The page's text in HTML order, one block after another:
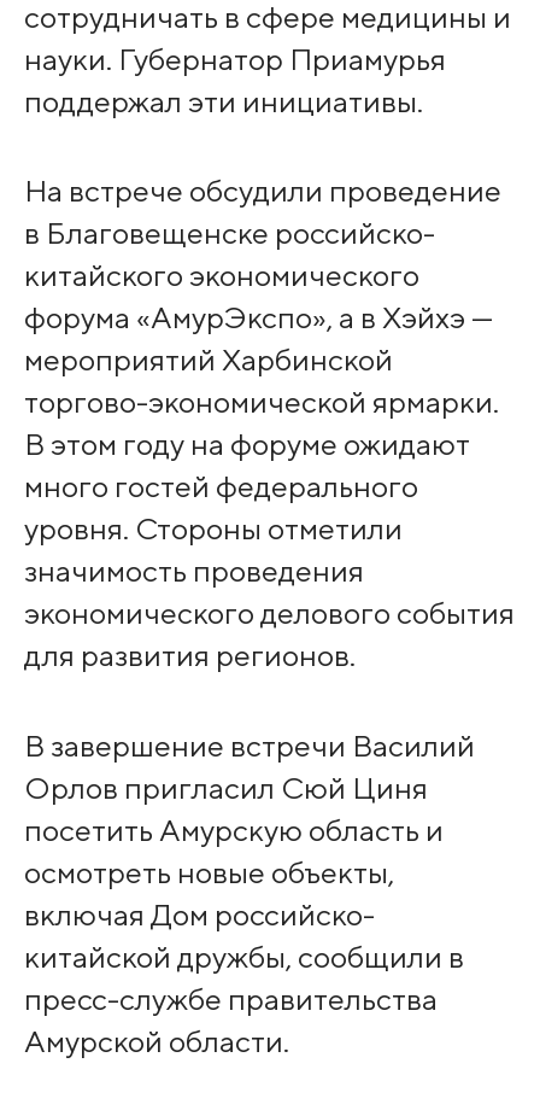
сотрудничать в сфере медицины и
науки. Губернатор Приамурья
поддержал эти инициативы.
На встрече обсудили проведение
в Благовещенске российско-
китайского экономического
форума «АмурЭкспо», а в Хэйхэ —
мероприятий Харбинской
торгово-экономической ярмарки.
В этом году на форуме ожидают
много гостей федерального
уровня. Стороны отметили
значимость проведения
экономического делового события
для развития регионов.
В завершение встречи Василий
Орлов пригласил Сюй Циня
посетить Амурскую область и
осмотреть новые объекты,
включая Дом российско-
китайской дружбы, сообщили в
пресс-службе правительства
Амурской области.